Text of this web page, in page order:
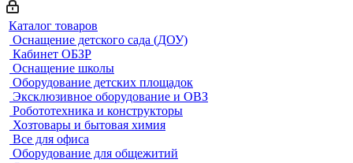
Каталог товаров
Оснащение детского сада (ДОУ)
Кабинет ОБЗР
Оснащение школы
Оборудование детских площадок
Эксклюзивное оборудование и ОВЗ
Робототехника и конструкторы
Хозтовары и бытовая химия
Все для офиса
Оборудование для общежитий